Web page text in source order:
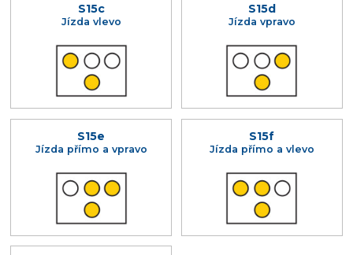
S15c
Jízda vlevo
S15d
Jízda vpravo
S15e
Jízda přímo a vpravo
S15f
Jízda přímo a vlevo